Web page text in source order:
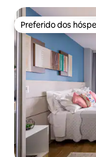
Preferido dos
Preferido dos